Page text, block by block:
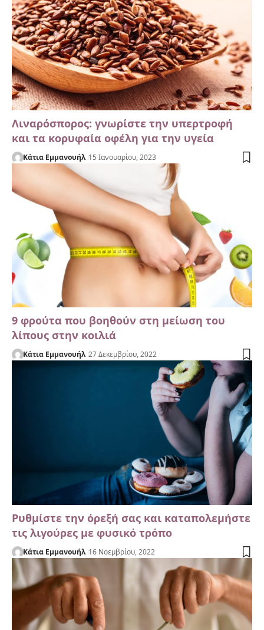
Λιναρόσπορος: γνωρίστε την υπερτροφή
και τα κορυφαία οφέλη για την υγεία
Κάτια Εμμανουήλ 15 Ιανουαρίου, 2023
9 φρούτα που βοηθούν στη μείωση του
λίπους στην κοιλιά
Κάτια Εμμανουήλ 27 Δεκεμβρίου, 2022
Ρυθμίστε την όρεξή σας και καταπολεμήστε
τις λιγούρες με φυσικό τρόπο
Κάτια Εμμανουήλ 16 Νοεμβρίου, 2022